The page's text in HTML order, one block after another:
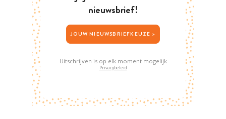
nieuwsbrief!
JOUW NIEUWSBRIEFKEUZE >
Uitschrijven is op elk moment mogelijk
Privacybeleid